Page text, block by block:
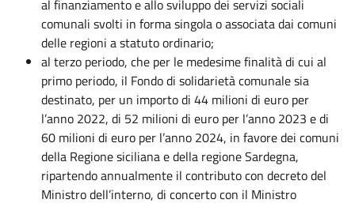
al finanziamento e allo sviluppo dei servizi sociali
comunali svolti in forma singola o associata dai comuni
delle regioni a statuto ordinario;
al terzo periodo, che per le medesime finalità di cui al
primo periodo, il Fondo di solidarietà comunale sia
destinato, per un importo di 44 milioni di euro per
l’anno 2022, di 52 milioni di euro per l’anno 2023 e di
60 milioni di euro per l’anno 2024, in favore dei comuni
della Regione siciliana e della regione Sardegna,
ripartendo annualmente il contributo con decreto del
Ministro dell’interno, di concerto con il Ministro